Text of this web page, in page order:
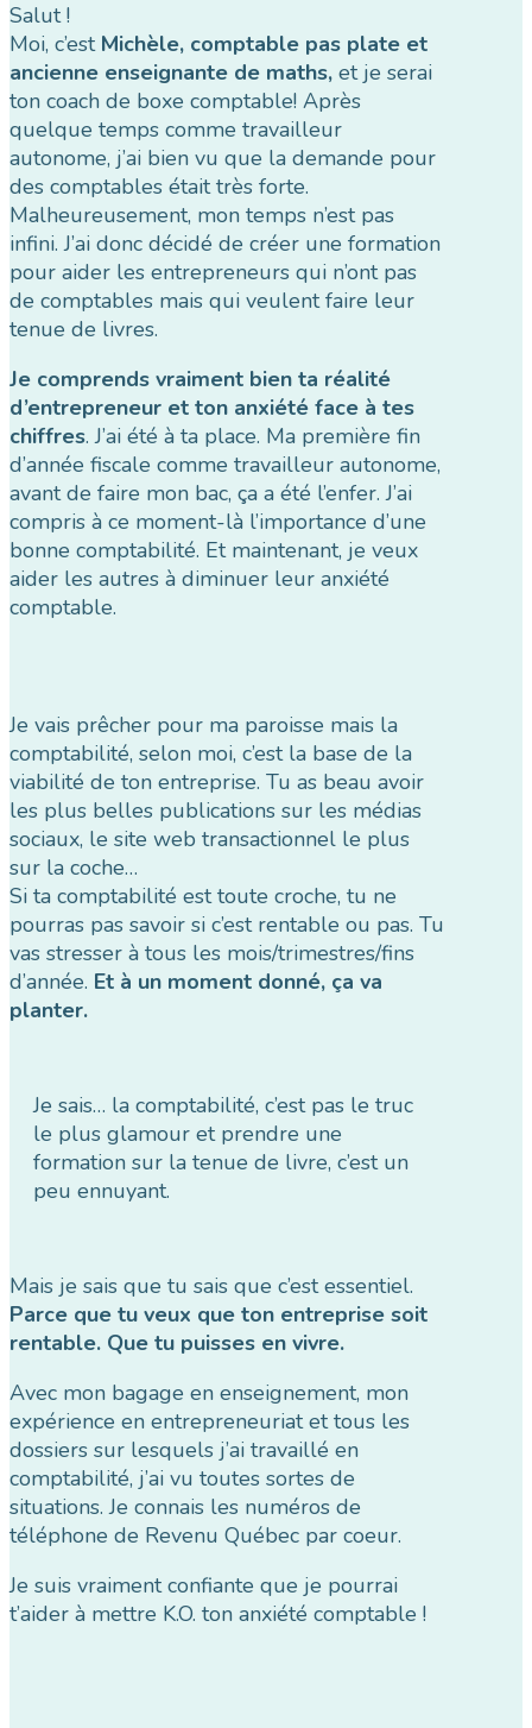
Salut !
Moi, c’est Michèle, comptable pas plate et
ancienne enseignante de maths, et je serai
ton coach de boxe comptable! Après
quelque temps comme travailleur
autonome, j’ai bien vu que la demande pour
des comptables était très forte.
Malheureusement, mon temps n’est pas
infini. J’ai donc décidé de créer une formation
pour aider les entrepreneurs qui n’ont pas
de comptables mais qui veulent faire leur
tenue de livres.
Je comprends vraiment bien ta réalité
d’entrepreneur et ton anxiété face à tes
chiffres. J’ai été à ta place. Ma première fin
d’année fiscale comme travailleur autonome,
avant de faire mon bac, ça a été l’enfer. J’ai
compris à ce moment-là l’importance d’une
bonne comptabilité. Et maintenant, je veux
aider les autres à diminuer leur anxiété
comptable.
Je vais prêcher pour ma paroisse mais la
comptabilité, selon moi, c’est la base de la
viabilité de ton entreprise. Tu as beau avoir
les plus belles publications sur les médias
sociaux, le site web transactionnel le plus
sur la coche…
Si ta comptabilité est toute croche, tu ne
pourras pas savoir si c’est rentable ou pas. Tu
vas stresser à tous les mois/trimestres/fins
d’année. Et à un moment donné, ça va
planter.
Je sais… la comptabilité, c’est pas le truc
le plus glamour et prendre une
formation sur la tenue de livre, c’est un
peu ennuyant.
Mais je sais que tu sais que c’est essentiel.
Parce que tu veux que ton entreprise soit
rentable. Que tu puisses en vivre.
Avec mon bagage en enseignement, mon
expérience en entrepreneuriat et tous les
dossiers sur lesquels j’ai travaillé en
comptabilité, j’ai vu toutes sortes de
situations. Je connais les numéros de
téléphone de Revenu Québec par coeur.
Je suis vraiment confiante que je pourrai
t’aider à mettre K.O. ton anxiété comptable !